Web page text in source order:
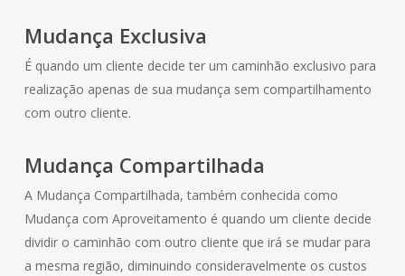
Mudança Exclusiva
É quando um cliente decide ter um caminhão exclusivo para
realização apenas de sua mudança sem compartilhamento
com outro cliente.
Mudança Compartilhada
A Mudança Compartilhada, também conhecida como
Mudança com Aproveitamento é quando um cliente decide
dividir o caminhão com outro cliente que irá se mudar para
a mesma região, diminuindo consideravelmente os custos